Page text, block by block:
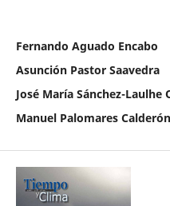
Fernando Aguado Encabo
Asunción Pastor Saavedra
José María Sánchez-Laulhe
Manuel Palomares Calderón